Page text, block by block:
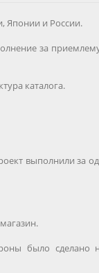
Японии и России.
за
каталога.
выполнили за
было сделано